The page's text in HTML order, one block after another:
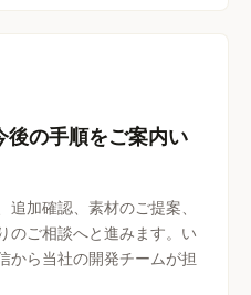
後の手順をご案内い
加確認、素材のご提案、
のご相談へと進みます。い
から当社の開発チームが担